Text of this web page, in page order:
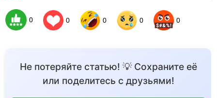
0 0 0 0 0
Не потеряйте статью! 💡 Сохраните её
или поделитесь с друзьями!